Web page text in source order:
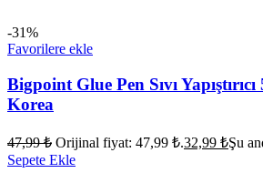
-31%
Favorilere ekle
Bigpoint Glue Pen Sıvı
Korea
47,99₺ Orijinal fiyat: 47,99 ₺.32,99 ₺Şu
Sepete Ekle